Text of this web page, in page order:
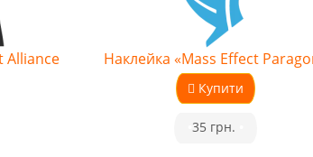
Alliance
Наклейка «Mass Effect
Купити
35 грн.